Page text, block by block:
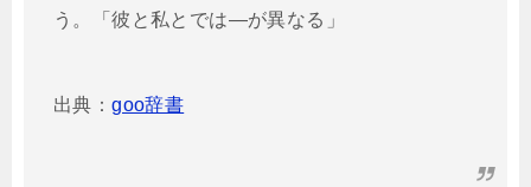
う。「彼と私とでは―が異なる」
出典：goo辞書